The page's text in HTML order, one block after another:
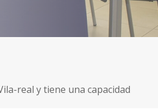
real y tiene una capacidad